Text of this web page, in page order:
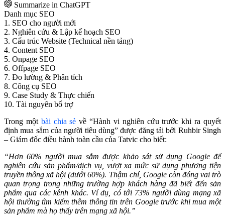
Summarize in ChatGPT
Danh mục SEO
1. SEO cho người mới
2. Nghiên cứu & Lập kế hoạch SEO
3. Cấu trúc Website (Technical nền tảng)
4. Content SEO
5. Onpage SEO
6. Offpage SEO
7. Đo lường & Phân tích
8. Công cụ SEO
9. Case Study & Thực chiến
10. Tài nguyên bổ trợ
Trong một bài chia sẻ về “Hành vi nghiên cứu trước khi ra quyết
định mua sắm của người tiêu dùng” được đăng tải bởi Ruhbir Singh
– Giám đốc điều hành toàn cầu của Tatvic cho biết:
“Hơn 60% người mua sắm được khảo sát sử dụng Google để
nghiên cứu sản phẩm/dịch vụ, vượt xa mức sử dụng phương tiện
truyền thông xã hội (dưới 60%). Thậm chí, Google còn đóng vai trò
quan trọng trong những trường hợp khách hàng đã biết đến sản
phẩm qua các kênh khác. Ví dụ, có tới 73% người dùng mạng xã
hội thường tìm kiếm thêm thông tin trên Google trước khi mua một
sản phẩm mà họ thấy trên mạng xã hội.”